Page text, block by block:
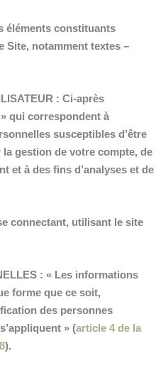
éléments constituants
Site, notamment textes –
: Ci-après
qui correspondent à
susceptibles d’être
la gestion de votre compte, de
et à des fins d’analyses et de
connectant, utilisant le site
: « Les informations
forme que ce soit,
des personnes
» (article 4 de la
).